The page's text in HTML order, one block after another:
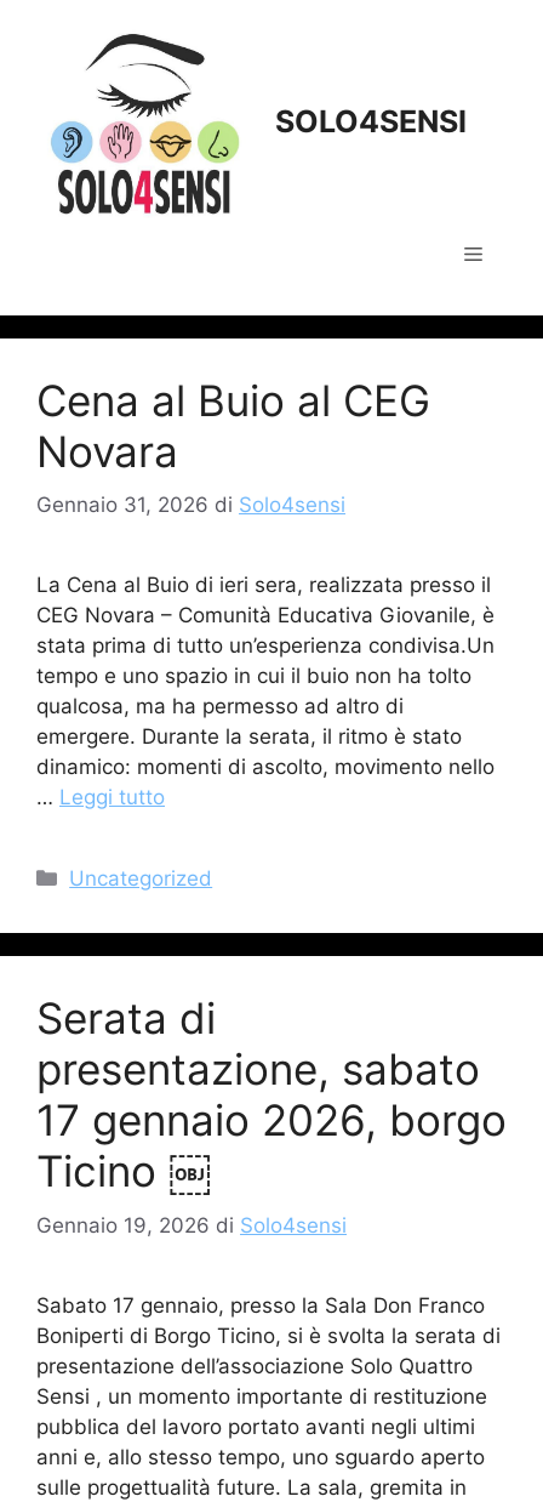
contenuto
SOLO4SENSI
Menu
Cena al Buio al CEG
Novara
Gennaio 31, 2026 di Solo4sensi
La Cena al Buio di ieri sera, realizzata presso il
CEG Novara – Comunità Educativa Giovanile, è
stata prima di tutto un’esperienza condivisa.Un
tempo e uno spazio in cui il buio non ha tolto
qualcosa, ma ha permesso ad altro di
emergere. Durante la serata, il ritmo è stato
dinamico: momenti di ascolto, movimento nello
… Leggi tutto
Categorie
Uncategorized
Serata di
presentazione, sabato
17 gennaio 2026, borgo
Ticino ￼
Gennaio 19, 2026 di Solo4sensi
Sabato 17 gennaio, presso la Sala Don Franco
Boniperti di Borgo Ticino, si è svolta la serata di
presentazione dell’associazione Solo Quattro
Sensi , un momento importante di restituzione
pubblica del lavoro portato avanti negli ultimi
anni e, allo stesso tempo, uno sguardo aperto
sulle progettualità future. La sala, gremita in